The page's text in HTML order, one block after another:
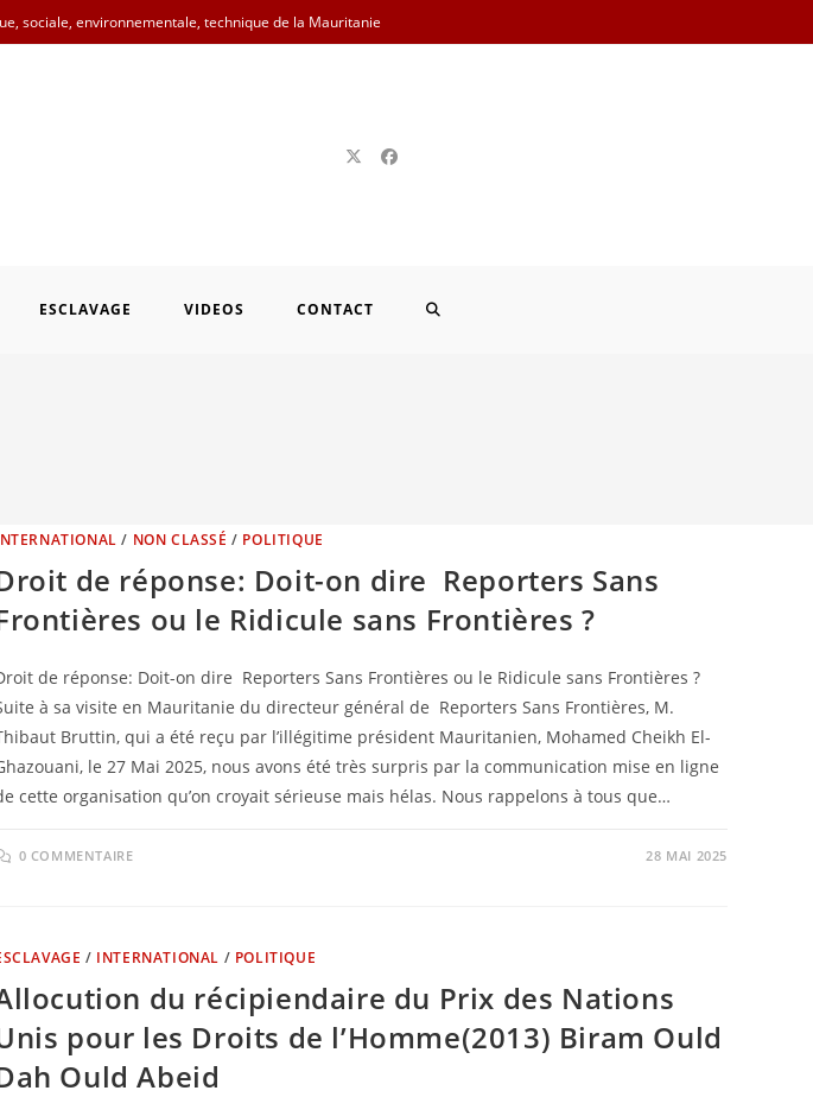
sociale, environnementale, technique de la Mauritanie
ESCLAVAGE VIDEOS CONTACT TOGGLE
/ NON CLASSÉ / POLITIQUE
de réponse: Doit-on dire Reporters Sans
ou le Ridicule sans Frontières ?
de réponse: Doit-on dire Reporters Sans Frontières ou le Ridicule sans Frontières ?
à sa visite en Mauritanie du directeur général de Reporters Sans Frontières, M.
Bruttin, qui a été reçu par l’illégitime président Mauritanien, Mohamed Cheikh El-
le 27 Mai 2025, nous avons été très surpris par la communication mise en ligne
cette organisation qu’on croyait sérieuse mais hélas. Nous rappelons à tous que…
0 COMMENTAIRE 28 MAI 2025
/ INTERNATIONAL / POLITIQUE
du récipiendaire du Prix des Nations
pour les Droits de l’Homme(2013) Biram Ould
Ould Abeid